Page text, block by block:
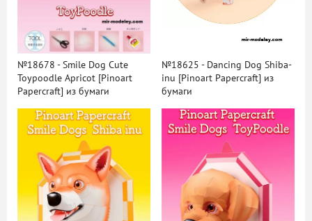
№18678 - Smile Dog Cute
Toypoodle Apricot [Pinoart
Papercraft] из бумаги
№18625 - Dancing Dog Shiba-
inu [Pinoart Papercraft] из
бумаги